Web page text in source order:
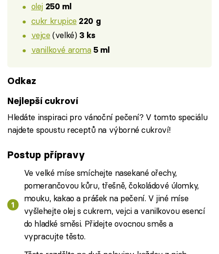
olej 250 ml
cukr krupice 220 g
vejce (velké) 3 ks
vanilkové aroma 5 ml
Odkaz
Nejlepší cukroví
Hledáte inspiraci pro vánoční pečení? V tomto speciálu
najdete spoustu receptů na výborné cukroví!
Postup přípravy
Ve velké míse smíchejte nasekané ořechy,
pomerančovou kůru, třešně, čokoládové úlomky,
mouku, kakao a prášek na pečení. V jiné míse
vyšlehejte olej s cukrem, vejci a vanilkovou esencí
do hladké směsi. Přidejte ovocnou směs a
vypracujte těsto.